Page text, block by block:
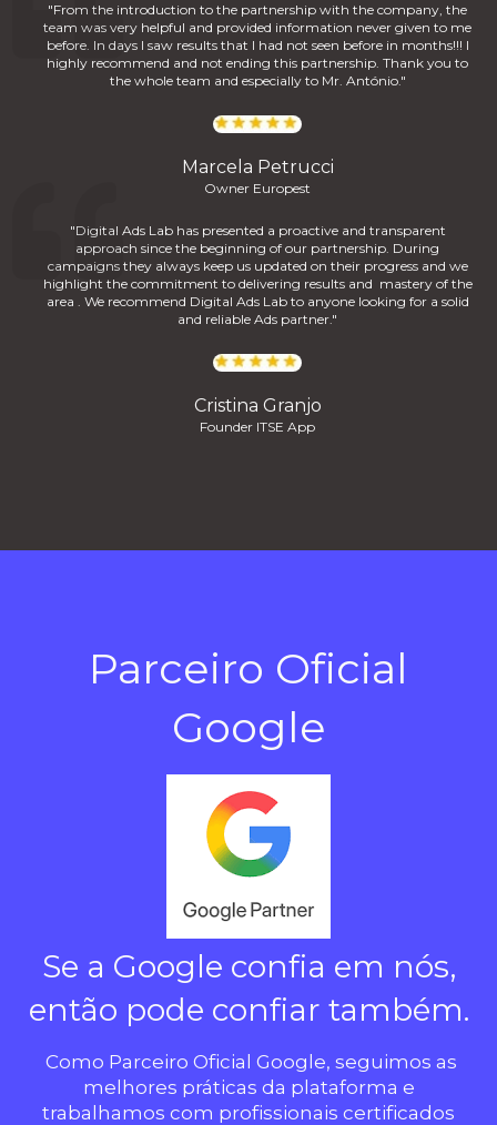
"From the introduction to the partnership with the company, the
team was very helpful and provided information never given to me
before. In days I saw results that I had not seen before in months!!! I
highly recommend and not ending this partnership. Thank you to
the whole team and especially to Mr. António."
Marcela Petrucci
Owner Europest
"Digital Ads Lab has presented a proactive and transparent
approach since the beginning of our partnership. During
campaigns they always keep us updated on their progress and we
highlight the commitment to delivering results and mastery of the
area . We recommend Digital Ads Lab to anyone looking for a solid
and reliable Ads partner."
Cristina Granjo
Founder ITSE App
Parceiro Oficial
Google
Se a Google confia em nós,
então pode confiar também.
Como Parceiro Oficial Google, seguimos as
melhores práticas da plataforma e
trabalhamos com profissionais certificados